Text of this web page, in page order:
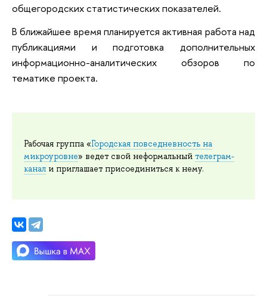
общегородских статистических показателей.
В ближайшее время планируется активная работа над
публикациями и подготовка дополнительных
информационно-аналитических обзоров по
тематике проекта.
Рабочая группа «Городская повседневность на
микроуровне» ведет свой неформальный телеграм-
канал и приглашает присоединиться к нему.